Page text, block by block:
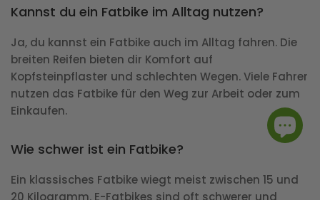
Kannst du ein Fatbike im Alltag nutzen?
Ja, du kannst ein Fatbike auch im Alltag fahren. Die
breiten Reifen bieten dir Komfort auf
Kopfsteinpflaster und schlechten Wegen. Viele Fahrer
nutzen das Fatbike für den Weg zur Arbeit oder zum
Einkaufen.
Wie schwer ist ein Fatbike?
Ein klassisches Fatbike wiegt meist zwischen 15 und
20 Kilogramm. E-Fatbikes sind oft schwerer und